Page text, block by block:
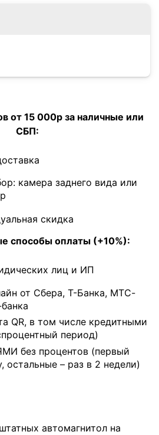
от 15 000р за наличные или
СБП:
камера заднего вида или
скидка
способы оплаты (+10%):
лиц и ИП
от Сбера, Т-Банка, МТС-
QR, в том числе кредитными
период)
без процентов (первый
остальные – раз в 2 недели)
автомагнитол на